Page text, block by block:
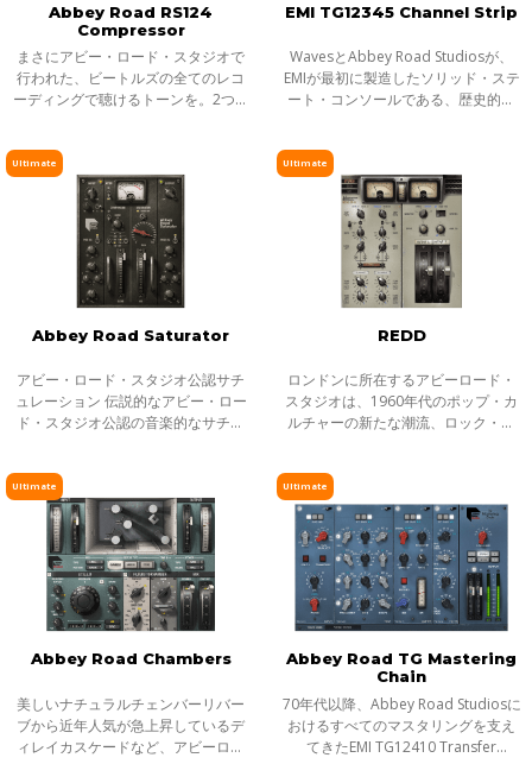
Abbey Road RS124
Compressor
まさにアビー・ロード・スタジオで
行われた、ビートルズの全てのレコ
ーディングで聴けるトーンを。2つの
サープラグインは、アビー・ロー
ド・スタ
EMI TG12345 Channel Strip
WavesとAbbey Road Studiosが、
EMIが最初に製造したソリッド・ステ
ート・コンソールである、歴史的な
代後期から70年代のサウンドの革命
期を象徴す
Ultimate
Abbey Road Saturator
アビー・ロード・スタジオ公認サチ
ュレーション 伝説的なアビー・ロー
ド・スタジオ公認の音楽的なサチュ
の音、僅かな歪みから極端な歪みま
で。ア
Ultimate
REDD
ロンドンに所在するアビーロード・
スタジオは、1960年代のポップ・カ
ルチャーの新たな潮流、ロック・ミ
ドをはじめ、数々の光輝く先駆者が
音楽の歴
Ultimate
Abbey Road Chambers
美しいナチュラルチェンバーリバー
ブから近年人気が急上昇しているデ
ィレイカスケードなど、アビーロー
Ultimate
Abbey Road TG Mastering
Chain
70年代以降、Abbey Road Studiosに
おけるすべてのマスタリングを支え
てきたEMI TG12410 Transfer